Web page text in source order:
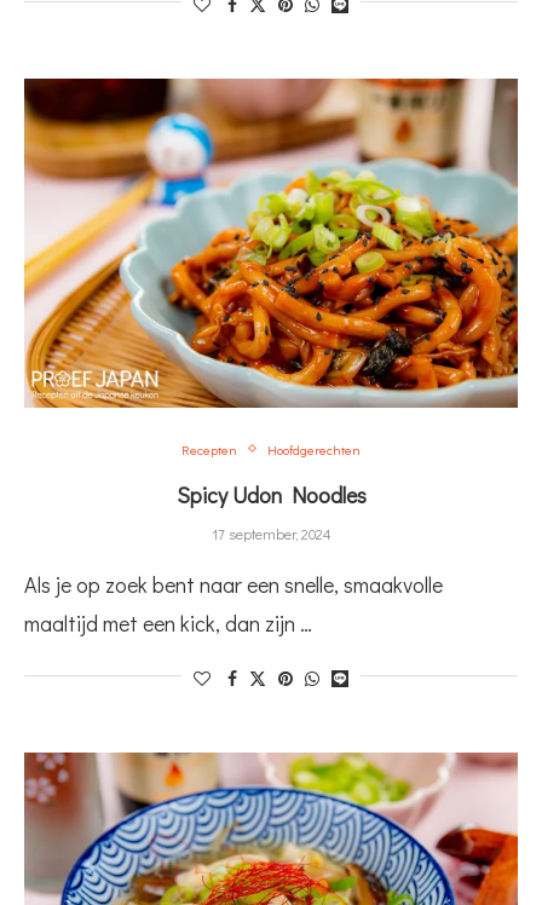
Recepten Hoofdgerechten
Spicy Udon Noodles
17 september, 2024
Als je op zoek bent naar een snelle, smaakvolle
maaltijd met een kick, dan zijn …